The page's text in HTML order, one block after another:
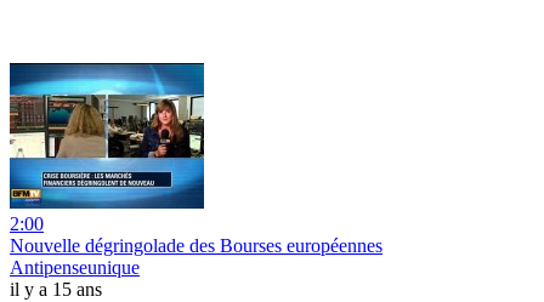
2:00
Nouvelle dégringolade des Bourses européennes
Antipenseunique
il y a 15 ans